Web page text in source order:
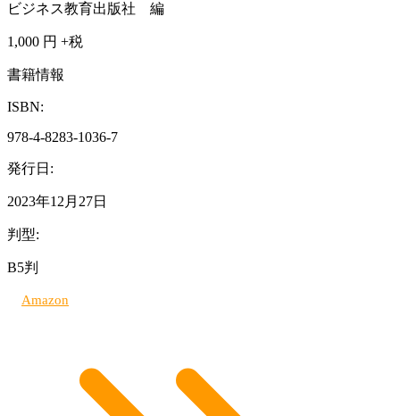
ビジネス教育出版社 編
1,000 円 +税
書籍情報
ISBN:
978-4-8283-1036-7
発行日:
2023年12月27日
判型:
B5判
Amazon